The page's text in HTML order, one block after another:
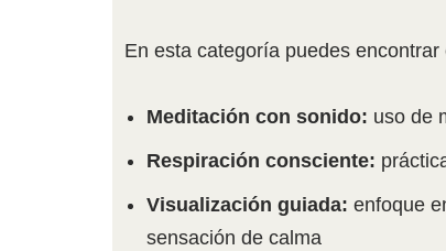
En esta categoría puedes
Meditación con sonido: uso de
Respiración consciente:
Visualización guiada: enfoque
sensación de calma